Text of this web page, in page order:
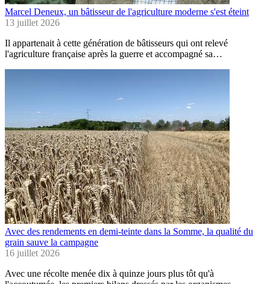
Marcel Deneux, un bâtisseur de l'agriculture moderne s'est éteint
13 juillet 2026
Il appartenait à cette génération de bâtisseurs qui ont relevé
l'agriculture française après la guerre et accompagné sa…
Avec des rendements en demi-teinte dans la Somme, la qualité du
grain sauve la campagne
16 juillet 2026
Avec une récolte menée dix à quinze jours plus tôt qu'à